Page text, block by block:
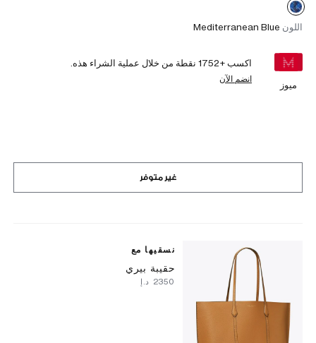
اللون Mediterranean Blue
ميوز
اكسب +1752 نقطة من خلال عملية الشراء هذه.
انضم الآن
غير متوفر
نسقيها مع
حقيبة بيري